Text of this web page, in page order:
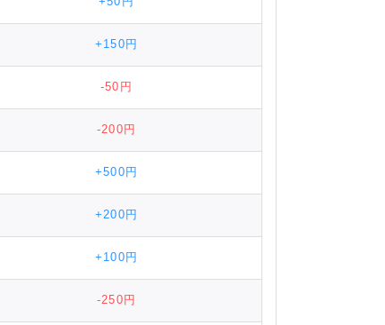
+150円
-50円
-200円
+500円
+200円
+100円
-250円